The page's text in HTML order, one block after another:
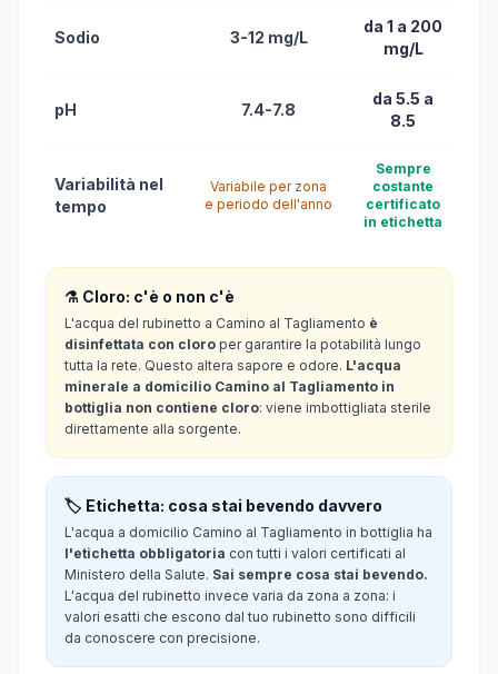
Sodio 3-12 mg/L
da 1 a 200
mg/L
pH 7.4-7.8
da 5.5 a
8.5
Variabilità nel
tempo
Variabile per zona
e periodo dell'anno
Sempre
costante
certificato
in etichetta
⚗️ Cloro: c'è o non c'è
L'acqua del rubinetto a Camino al Tagliamento è
disinfettata con cloro per garantire la potabilità lungo
tutta la rete. Questo altera sapore e odore. L'acqua
minerale a domicilio Camino al Tagliamento in
bottiglia non contiene cloro: viene imbottigliata sterile
direttamente alla sorgente.
🏷️ Etichetta: cosa stai bevendo davvero
L'acqua a domicilio Camino al Tagliamento in bottiglia ha
l'etichetta obbligatoria con tutti i valori certificati al
Ministero della Salute. Sai sempre cosa stai bevendo.
L'acqua del rubinetto invece varia da zona a zona: i
valori esatti che escono dal tuo rubinetto sono difficili
da conoscere con precisione.